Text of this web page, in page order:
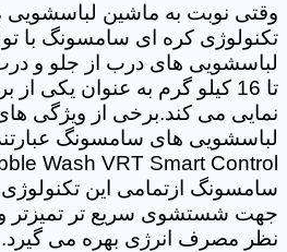
وقتی نوبت به ماشین
تکنولوژی کره ای سامسونگ با
تا 16 کیلو گرم به عنوان یکی
نمایی می کند.برخی از ویژگی
سامسونگ ازتمامی این تکنولوژی
جهت شستشوی سریع تر تمیزتر و
نظر مصرف انرژی بهره می گیرد.